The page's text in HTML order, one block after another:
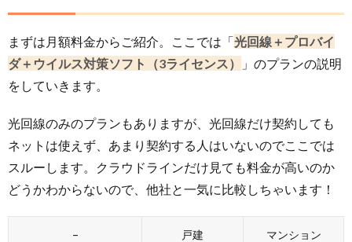
まずは月額料金からご紹介。ここでは「光回線＋プロバイ
ダ＋ウイルス対策ソフト（3ライセンス）
」のプランの説明
をしていきます。
光回線のみのプランもありますが、光回線だけ契約しても
ネットは使えず、あまり契約する人はいないのでここでは
スルーします。クラウドラインだけ見ても料金が高いのか
どうかわからないので、他社と一気に比較しちゃいます！
– 戸建 マンション